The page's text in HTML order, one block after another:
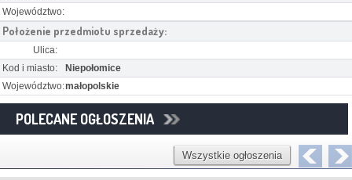
Województwo:
Położenie przedmiotu sprzedaży:
Ulica:
Kod i miasto:
Niepołomice
Województwo:małopolskie
POLECANE OGŁOSZENIA
Wszystkie ogłoszenia